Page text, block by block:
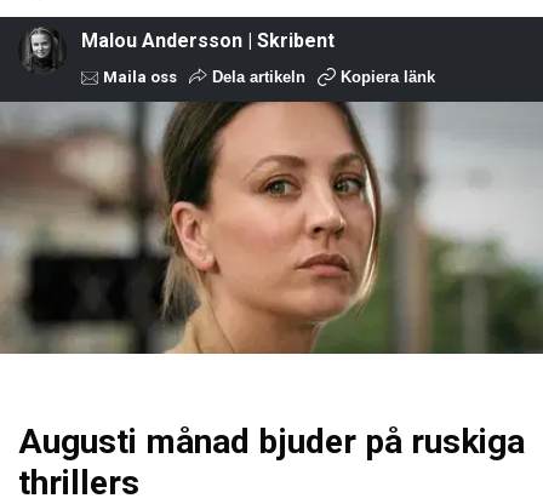
Malou Andersson | Skribent
Maila oss Dela artikeln Kopiera länk
Augusti månad bjuder på ruskiga
thrillers